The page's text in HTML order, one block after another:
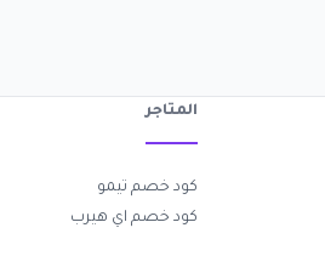
المتاجر
كود خصم تيمو
كود خصم اي هيرب